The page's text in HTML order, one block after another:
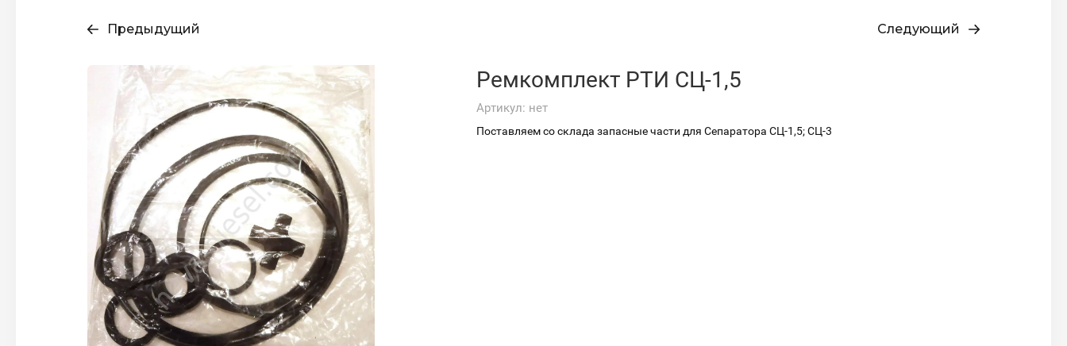
Предыдущий Следующий
Ремкомплект РТИ СЦ-1,5
Артикул: нет
Поставляем со склада запасные части для Сепаратора СЦ-1,5; СЦ-3